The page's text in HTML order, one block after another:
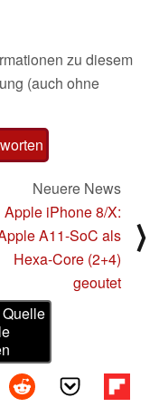
zu diesem
(auch ohne
Neuere News
Apple iPhone 8/X:
A11-SoC als
Hexa-Core (2+4)
geoutet
⟩